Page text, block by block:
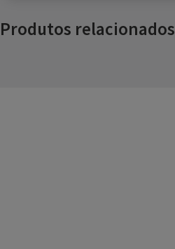
Produtos relacionados